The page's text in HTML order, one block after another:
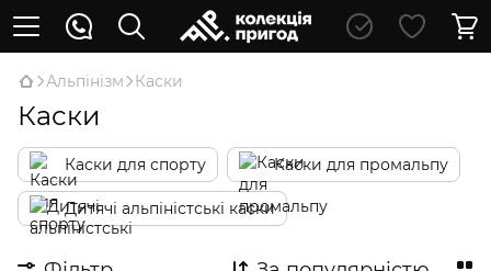
Альпінізм Каски
Каски
Каски для спорту Каски для промальпу
Дитячі альпіністські каски